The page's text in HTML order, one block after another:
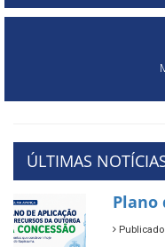
ÚLTIMAS
Plano